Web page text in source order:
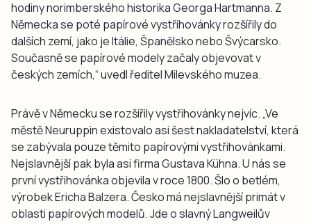
hodinynorimberského historika Georga Hartmanna. Z
Německa se poté papírové vystřihovánky rozšířily do
dalších zemí, jako je Itálie, Španělsko nebo Švýcarsko.
Současně se papírové modely začaly objevovat v
českých zemích,“ uvedl ředitel Milevského muzea.
Právě v Německu se rozšířily vystřihovánky nejvíc.„Ve
městě Neuruppin existovalo asi šest nakladatelství, která
se zabývala pouze těmito papírovými vystřihovánkami.
Nejslavnější pak byla asi firma Gustava Kühna. U nás se
první vystřihovánka objevila v roce 1800. Šlo o betlém,
výrobek Ericha Balzera. Česko má nejslavnější primát v
oblasti papírových modelů. Jde o slavný Langweilův